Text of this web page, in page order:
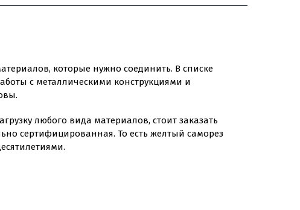
которые нужно соединить. В списке
с металлическими конструкциями и
любого вида материалов, стоит заказать
сертифицированная. То есть желтый саморез